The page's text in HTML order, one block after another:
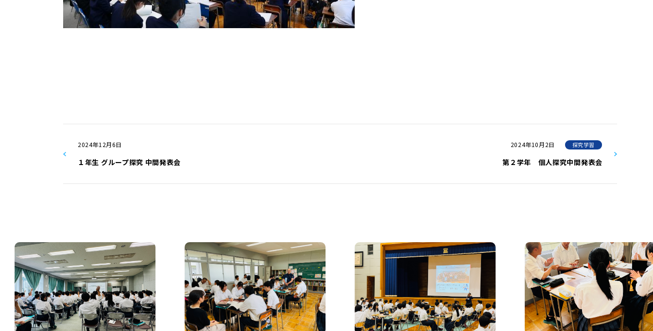
2024年12月6日
１年生 グループ探究 中間発表会
2024年10月2日 探究学習
第２学年 個人探究中間発表会